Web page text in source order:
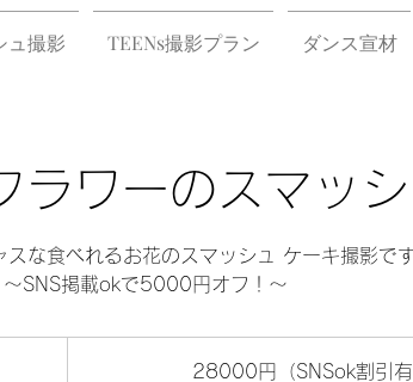
ュ撮影 TEENs撮影プラン ダンス宣材
ラワーのスマッ
スな食べれるお花のスマッシュ ケーキ撮影です
〜SNS掲載okで5000円オフ！〜
28000円（SNSok割引